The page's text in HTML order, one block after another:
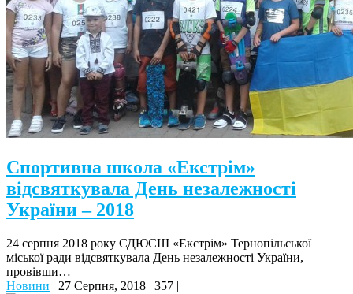
Спортивна школа «Екстрім»
відсвяткувала День незалежності
України – 2018
24 серпня 2018 року СДЮСШ «Екстрім» Тернопільської
міської ради відсвяткувала День незалежності України,
провівши…
Новини | 27 Серпня, 2018 | 357 |